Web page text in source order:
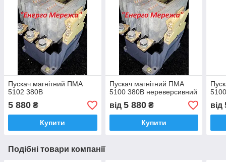
Пускач магнітний ПМА
5102 380В
5 880 ₴
Купити
Пускач магнітний ПМА
5100 380В нереверсивний
від 5 880₴
Купити
від
Подібні товари компанії